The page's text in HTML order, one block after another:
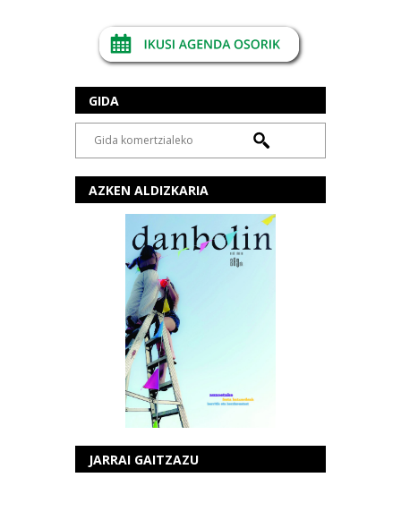
GIDA
AZKEN ALDIZKARIA
JARRAI GAITZAZU